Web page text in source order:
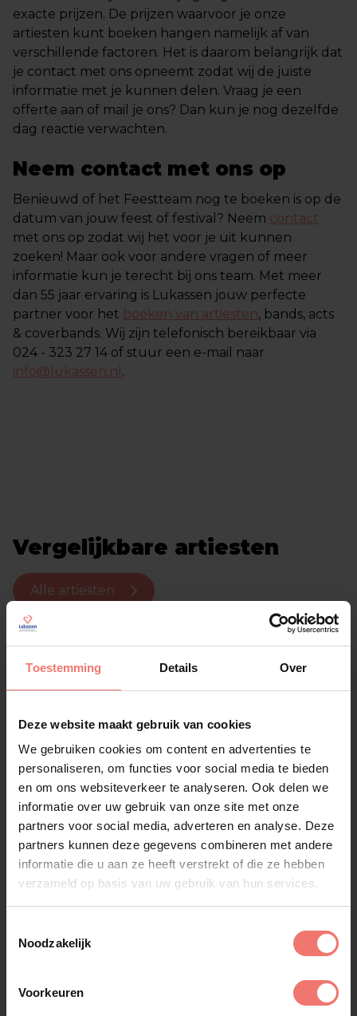
Toestemming Details Over
Deze website maakt gebruik van cookies
We gebruiken cookies om content en advertenties te
personaliseren, om functies voor social media te bieden
en om ons websiteverkeer te analyseren. Ook delen we
informatie over uw gebruik van onze site met onze
partners voor social media, adverteren en analyse. Deze
partners kunnen deze gegevens combineren met andere
informatie die u aan ze heeft verstrekt of die ze hebben
verzameld op basis van uw gebruik van hun services.
Noodzakelijk
Voorkeuren
exacte prijzen. De prijzen waarvoor je onze
artiesten kunt boeken hangen namelijk af van
verschillende factoren. Het is daarom belangrijk dat
je contact met ons opneemt zodat wij de juiste
informatie met je kunnen delen. Vraag je een
offerte aan of mail je ons? Dan kun je nog dezelfde
dag reactie verwachten.
Neem contact met ons op
Benieuwd of het Feestteam nog te boeken is op de
datum van jouw feest of festival? Neem contact
met ons op zodat wij het voor je uit kunnen
zoeken! Maar ook voor andere vragen of meer
informatie kun je terecht bij ons team. Met meer
dan 55 jaar ervaring is Lukassen jouw perfecte
partner voor het boeken van artiesten, bands, acts
& coverbands. Wij zijn telefonisch bereikbaar via
024 - 323 27 14 of stuur een e-mail naar
info@lukassen.nl .
Vergelijkbare artiesten
Alle artiesten
PartyfrieX